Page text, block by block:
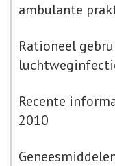
ambulante
Rationeel
Recente
2010